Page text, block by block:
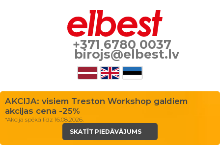
+371 6780 0037
birojs@elbest.lv
AKCIJA: visiem Treston Workshop galdiem
akcijas cena -25%
*Akcija spēkā līdz 16.08.2026.
SKATĪT PIEDĀVĀJUMS